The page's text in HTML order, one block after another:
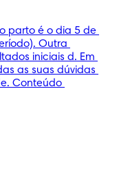
parto é o dia 5 de
Outra
iniciais d. Em
as suas dúvidas
Conteúdo